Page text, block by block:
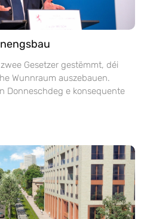
Gesetzer gestëmmt, déi
Wunnraum auszebauen.
Donneschdeg e konsequente